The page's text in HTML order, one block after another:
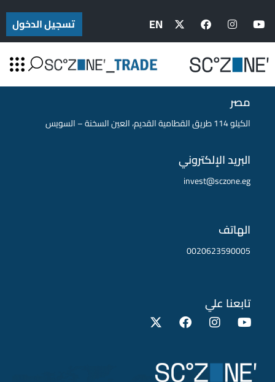
EN تسجيل الدخول
معلومات الاتصال
مصر
الكيلو 114 طريق القطامية القديم، العين السخنة – السويس
البريد الإلكتروني
invest@sczone.eg
الهاتف
0020623590005
تابعنا علي